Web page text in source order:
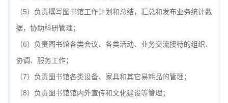
（5）负责撰写图书馆工作计划和总结，汇总和发布业务统计数
据，协助科研管理；
（6）负责图书馆各类会议、各类活动、业务交流接待的组织、
协调、服务工作；
（7）负责图书馆各类设备、家具和其它易耗品的管理；
（8）负责图书馆馆内外宣传和文化建设等管理；